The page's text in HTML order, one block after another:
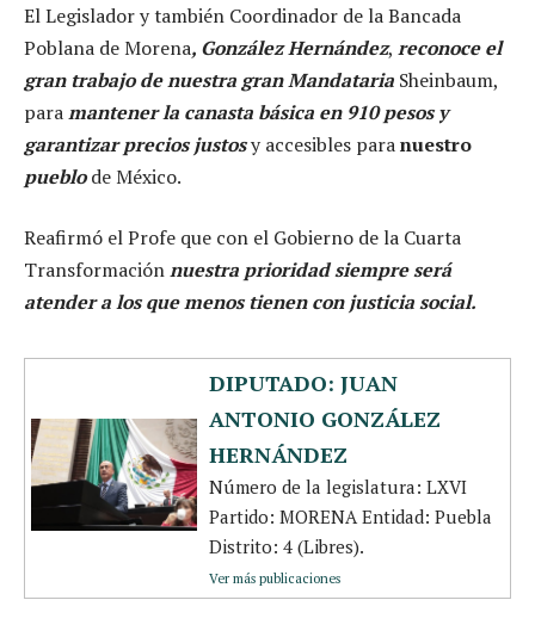
El Legislador y también Coordinador de la Bancada
Poblana de Morena, González Hernández, reconoce el
gran trabajo de nuestra gran Mandataria Sheinbaum,
paramantener la canasta básica en 910 pesos y
garantizar precios justosy accesibles paranuestro
pueblode México.
Reafirmó el Profe que con el Gobierno de la Cuarta
Transformaciónnuestra prioridad siempre será
atender a los que menos tienen con justicia social.
DIPUTADO: JUAN
ANTONIO GONZÁLEZ
HERNÁNDEZ
Número de la legislatura: LXVI
Partido: MORENA Entidad: Puebla
Distrito: 4 (Libres).
Ver más publicaciones